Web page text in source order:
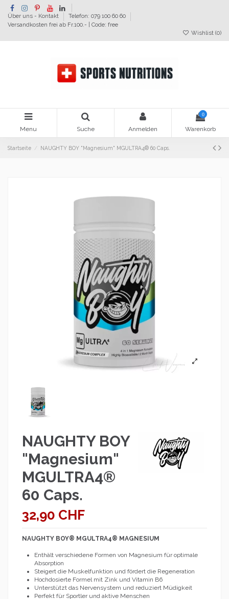
Über uns - Kontakt
Telefon: 079 100 60 60
Versandkosten frei ab Fr.100.- | Code: free
Wishlist (0)
Menu Suche Anmelden
0
Warenkorb
Startseite NAUGHTY BOY "Magnesium" MGULTRA4® 60 Caps.
NAUGHTY BOY
"Magnesium"
MGULTRA4®
60 Caps.
32,90 CHF
NAUGHTY BOY® MGULTRA4® MAGNESIUM
Enthält verschiedene Formen von Magnesium für optimale
Absorption
Steigert die Muskelfunktion und fördert die Regeneration
Hochdosierte Formel mit Zink und Vitamin B6
Unterstützt das Nervensystem und reduziert Müdigkeit
Perfekt für Sportler und aktive Menschen